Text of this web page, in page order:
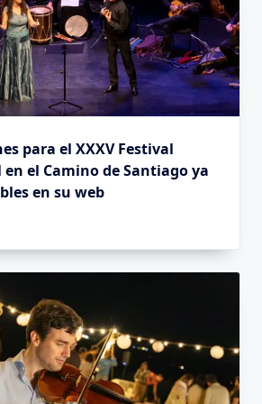
para el XXXV Festival
el Camino de Santiago ya
en su web